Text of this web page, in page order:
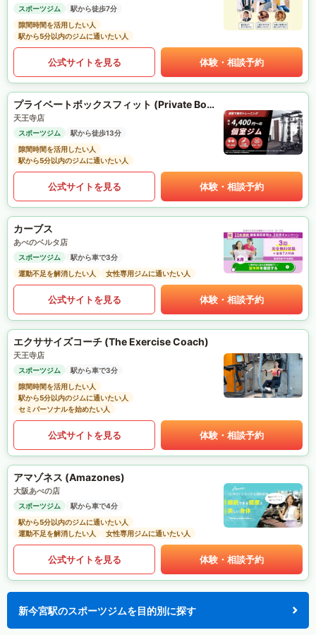
スポーツジム
駅から徒歩7分
隙間時間を活用したい人
駅から5分以内のジムに通いたい人
公式サイトを見る 体験・相談予約
プライベートボックスフィット (Private Box Fit)
天王寺店
スポーツジム
駅から徒歩13分
隙間時間を活用したい人
駅から5分以内のジムに通いたい人
公式サイトを見る 体験・相談予約
カーブス
あべのベルタ店
スポーツジム
駅から車で3分
運動不足を解消したい人
女性専用ジムに通いたい人
公式サイトを見る 体験・相談予約
エクササイズコーチ (The Exercise Coach)
天王寺店
スポーツジム
駅から車で3分
隙間時間を活用したい人
駅から5分以内のジムに通いたい人
セミパーソナルを始めたい人
公式サイトを見る 体験・相談予約
アマゾネス (Amazones)
大阪あべの店
スポーツジム
駅から車で4分
駅から5分以内のジムに通いたい人
運動不足を解消したい人
女性専用ジムに通いたい人
公式サイトを見る 体験・相談予約
新今宮駅のスポーツジムを目的別に探す